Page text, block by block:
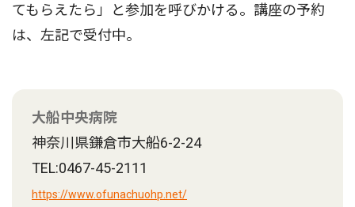
てもらえたら」と参加を呼びかける。講座の予約
は、左記で受付中。
大船中央病院
神奈川県鎌倉市大船6-2-24
TEL:0467-45-2111
https://www.ofunachuohp.net/